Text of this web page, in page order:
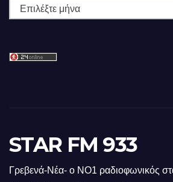
Ιστορικό
STAR FM 933
Γρεβενά-Νέα- ο ΝΟ1 ραδιοφωνικός